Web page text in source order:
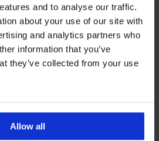
and to analyse our traffic.
about your use of our site with
and analytics partners who
information that you’ve
they’ve collected from your use
Allow all
Výmena a vrátenie
zadarmo